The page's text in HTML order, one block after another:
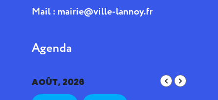
Mail : mairie@ville-lannoy.fr
Agenda
AOÛT, 2026